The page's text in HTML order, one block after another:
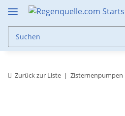
Zurück zur Liste Zisternenpumpen